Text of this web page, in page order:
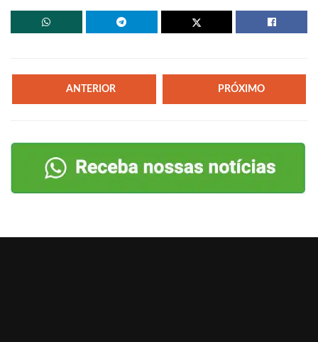
ANTERIOR PRÓXIMO